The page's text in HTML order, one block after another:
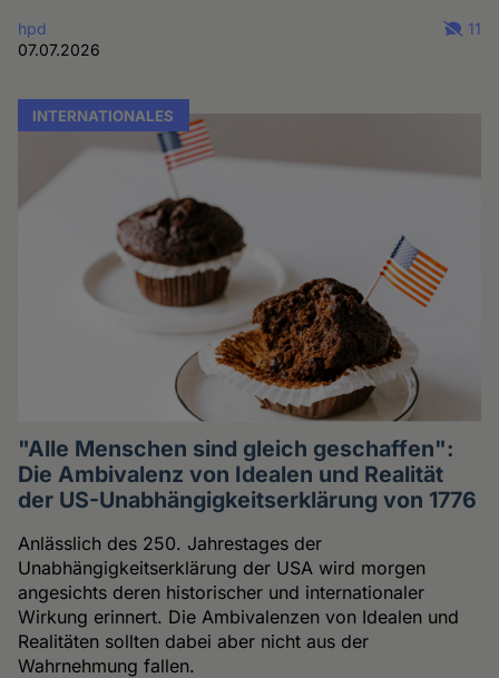
hpd
07.07.2026
11
INTERNATIONALES
"Alle Menschen sind gleich geschaffen":
Die Ambivalenz von Idealen und Realität
der US-Unabhängigkeitserklärung von 1776
Anlässlich des 250. Jahrestages der
Unabhängigkeitserklärung der USA wird morgen
angesichts deren historischer und internationaler
Wirkung erinnert. Die Ambivalenzen von Idealen und
Realitäten sollten dabei aber nicht aus der
Wahrnehmung fallen.